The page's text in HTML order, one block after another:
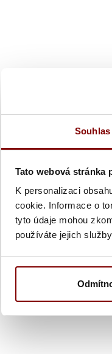
Souhlas
Tato webová stránka
K personalizaci
cookie. Informace o
tyto údaje mohou
používáte jejich